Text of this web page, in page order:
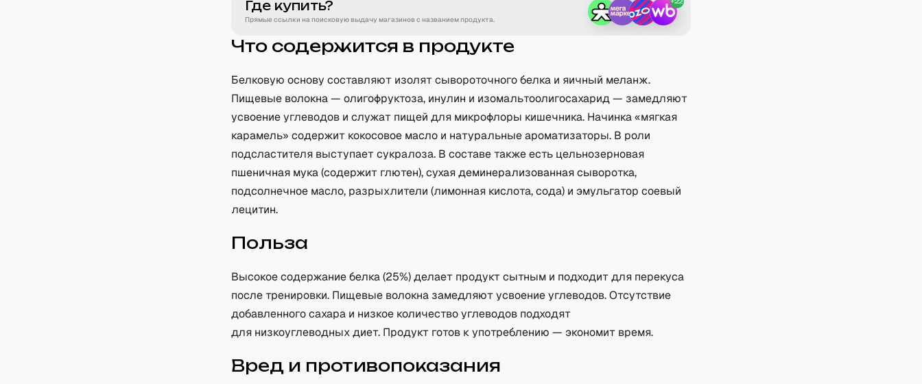
Где купить?
Прямые ссылки на поисковую выдачу магазинов с названием продукта.
+22
Что содержится в продукте
Белковую основу составляют изолят сывороточного белка и яичный меланж.
Пищевые волокна — олигофруктоза, инулин и изомальтоолигосахарид — замедляют
усвоение углеводов и служат пищей для микрофлоры кишечника. Начинка «мягкая
карамель» содержит кокосовое масло и натуральные ароматизаторы. В роли
подсластителя выступает сукралоза. В составе также есть цельнозерновая
пшеничная мука (содержит глютен), сухая деминерализованная сыворотка,
подсолнечное масло, разрыхлители (лимонная кислота, сода) и эмульгатор соевый
лецитин.
Польза
Высокое содержание белка (25%) делает продукт сытным и подходит для перекуса
после тренировки. Пищевые волокна замедляют усвоение углеводов. Отсутствие
добавленного сахара и низкое количество углеводов подходят
для низкоуглеводных диет. Продукт готов к употреблению — экономит время.
Вред и противопоказания